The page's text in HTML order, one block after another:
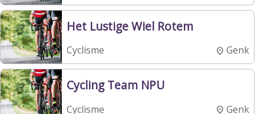
Het Lustige Wiel Rotem
Cyclisme Genk
Cycling Team NPU
Cyclisme Genk